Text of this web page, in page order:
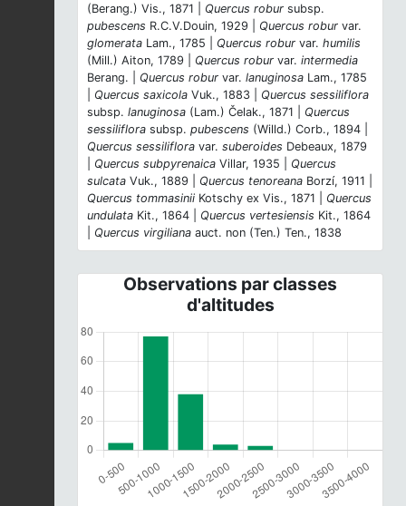
(Berang.) Vis., 1871 | Quercus robur subsp.
pubescens R.C.V.Douin, 1929 | Quercus robur var.
glomerata Lam., 1785 | Quercus robur var. humilis
(Mill.) Aiton, 1789 | Quercus robur var. intermedia
Berang. | Quercus robur var. lanuginosa Lam., 1785
Quercus saxicola Vuk., 1883 | Quercus sessiliflora
subsp. lanuginosa (Lam.) Čelak., 1871 | Quercus
sessiliflora subsp. pubescens (Willd.) Corb., 1894 |
Quercus sessiliflora var. suberoides Debeaux, 1879
Quercus subpyrenaica Villar, 1935 | Quercus
sulcata Vuk., 1889 | Quercus tenoreana Borzí, 1911 |
Quercus tommasinii Kotschy ex Vis., 1871 | Quercus
undulata Kit., 1864 | Quercus vertesiensis Kit., 1864
Quercus virgiliana auct. non (Ten.) Ten., 1838
Observations par classes
d'altitudes